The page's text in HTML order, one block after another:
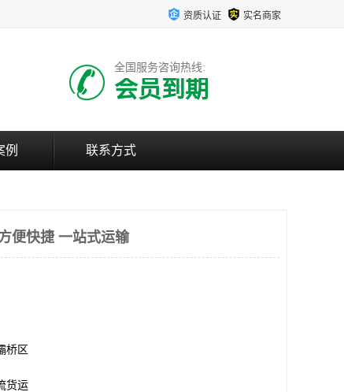
资质认证 实名商家
全国服务咨询热线:
会员到期
例 联系方式
便快捷 一站式运输
桥区
货运